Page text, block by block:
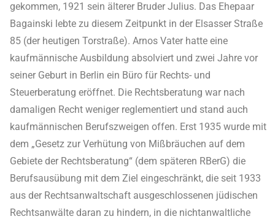
gekommen, 1921 sein älterer Bruder Julius. Das Ehepaar
Bagainski lebte zu diesem Zeitpunkt in der Elsasser Straße
85 (der heutigen Torstraße). Arnos Vater hatte eine
kaufmännische Ausbildung absolviert und zwei Jahre vor
seiner Geburt in Berlin ein Büro für Rechts- und
Steuerberatung eröffnet. Die Rechtsberatung war nach
damaligen Recht weniger reglementiert und stand auch
kaufmännischen Berufszweigen offen. Erst 1935 wurde mit
dem „Gesetz zur Verhütung von Mißbräuchen auf dem
Gebiete der Rechtsberatung“ (dem späteren RBerG) die
Berufsausübung mit dem Ziel eingeschränkt, die seit 1933
aus der Rechtsanwaltschaft ausgeschlossenen jüdischen
Rechtsanwälte daran zu hindern, in die nichtanwaltliche